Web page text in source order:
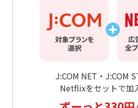
J:COM NET・J:COM
Netflixをセットで加